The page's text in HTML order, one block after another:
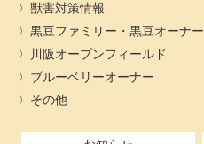
獣害対策情報
黒豆ファミリー・黒豆オーナー
川阪オープンフィールド
ブルーベリーオーナー
その他